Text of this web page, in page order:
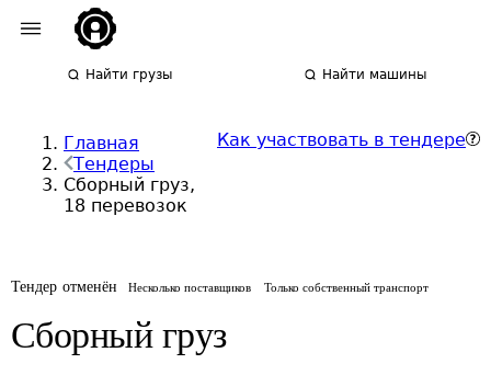
Найти грузы Найти машины
Главная
Тендеры
Сборный груз,
18 перевозок
Как участвовать в тендере
Тендер отменён Несколько поставщиков Только собственный транспорт
Сборный груз